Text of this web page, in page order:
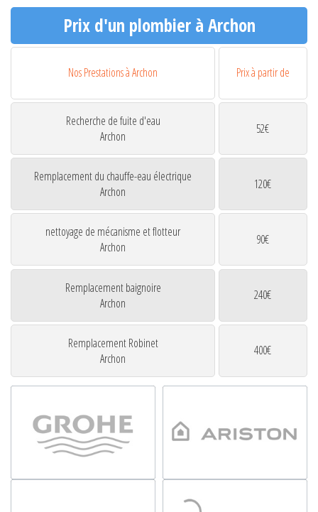
Prix d'un plombier à Archon
Nos Prestations à Archon Prix à partir de
Recherche de fuite d'eau
Archon
52€
Remplacement du chauffe-eau électrique
Archon
120€
nettoyage de mécanisme et flotteur
Archon
90€
Remplacement baignoire
Archon
240€
Remplacement Robinet
Archon
400€